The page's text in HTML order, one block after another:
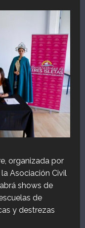
organizada por
Asociación Civil
shows de
de
y destrezas